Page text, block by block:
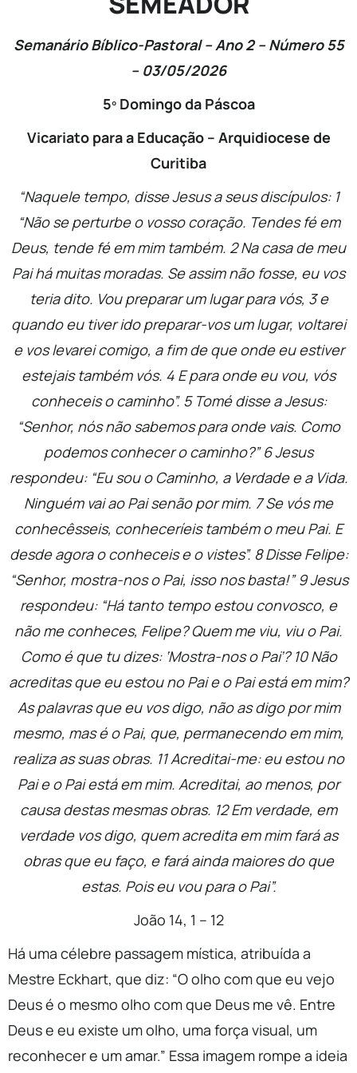
Semanário Bíblico-Pastoral – Ano 2 – Número 55
– 03/05/2026
5º Domingo da Páscoa
Vicariato para a Educação – Arquidiocese de
Curitiba
“Naquele tempo, disse Jesus a seus discípulos: 1
“Não se perturbe o vosso coração. Tendes fé em
Deus, tende fé em mim também. 2 Na casa de meu
Pai há muitas moradas. Se assim não fosse, eu vos
teria dito. Vou preparar um lugar para vós, 3 e
quando eu tiver ido preparar-vos um lugar, voltarei
e vos levarei comigo, a fim de que onde eu estiver
estejais também vós. 4 E para onde eu vou, vós
conheceis o caminho”. 5 Tomé disse a Jesus:
“Senhor, nós não sabemos para onde vais. Como
podemos conhecer o caminho?”6Jesus
respondeu: “Eu sou o Caminho, a Verdade e a Vida.
Ninguém vai ao Pai senão por mim. 7 Se vós me
conhecêsseis, conheceríeis também o meu Pai. E
desde agora o conheceis e o vistes”. 8 Disse Felipe:
“Senhor, mostra-nos o Pai, isso nos basta!”9Jesus
respondeu: “Há tanto tempo estou convosco, e
não me conheces, Felipe? Quem me viu, viu o Pai.
Como é que tu dizes: ‘Mostra-nos o Pai’? 10 Não
acreditas que eu estou no Pai e o Pai está em mim?
As palavras que eu vos digo, não as digo por mim
mesmo, mas é o Pai, que, permanecendo em mim,
realiza as suas obras. 11Acreditai-me: eu estou no
Pai e o Pai está em mim. Acreditai, ao menos, por
causa destas mesmas obras. 12 Em verdade, em
verdade vos digo, quem acredita em mim fará as
obras que eu faço, e fará ainda maiores do que
estas. Pois eu vou para o Pai”.
João 14, 1 – 12
Há uma célebre passagem mística, atribuída a
Mestre Eckhart, que diz: “O olho com que eu vejo
Deus é o mesmo olho com que Deus me vê. Entre
Deus e eu existe um olho, uma força visual, um
reconhecer e um amar.” Essa imagem rompe a ideia